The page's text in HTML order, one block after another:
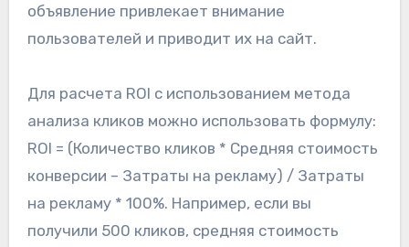
объявление привлекает внимание
пользователей и приводит их на сайт.
Для расчета ROI с использованием метода
анализа кликов можно использовать формулу:
ROI = (Количество кликов * Средняя стоимость
конверсии – Затраты на рекламу) / Затраты
на рекламу * 100%. Например, если вы
получили 500 кликов, средняя стоимость